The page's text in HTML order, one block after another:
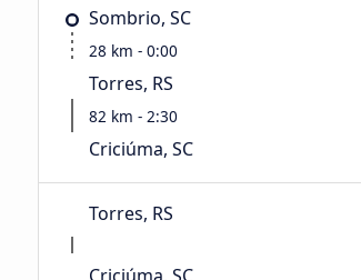
Sombrio, SC
28 km - 0:00
Torres, RS
82 km - 2:30
Criciúma, SC
Torres, RS